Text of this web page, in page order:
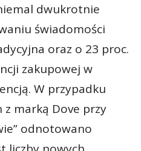
dwukrotnie
świadomości
oraz o 23 proc.
zakupowej w
W przypadku
z marką Dove przy
odnotowano